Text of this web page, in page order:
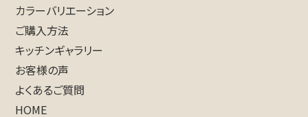
カラーバリエーション
ご購入方法
キッチンギャラリー
お客様の声
よくあるご質問
HOME